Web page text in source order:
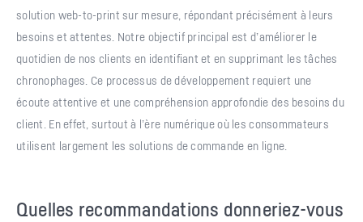
solution web-to-print sur mesure, répondant précisément à leurs
besoins et attentes. Notre objectif principal est d’améliorer le
quotidien de nos clients en identifiant et en supprimant les tâches
chronophages. Ce processus de développement requiert une
écoute attentive et une compréhension approfondie des besoins du
client. En effet, surtout à l’ère numérique où les consommateurs
utilisent largement les solutions de commande en ligne.
Quelles recommandations donneriez-vous